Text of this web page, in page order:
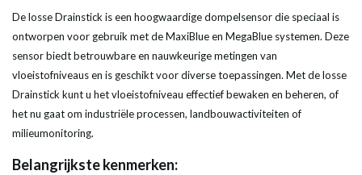
De losse Drainstick is een hoogwaardige dompelsensor die speciaal is
ontworpen voor gebruik met de MaxiBlue en MegaBlue systemen. Deze
sensor biedt betrouwbare en nauwkeurige metingen van
vloeistofniveaus en is geschikt voor diverse toepassingen. Met de losse
Drainstick kunt u het vloeistofniveau effectief bewaken en beheren, of
het nu gaat om industriële processen, landbouwactiviteiten of
milieumonitoring.
Belangrijkste kenmerken: